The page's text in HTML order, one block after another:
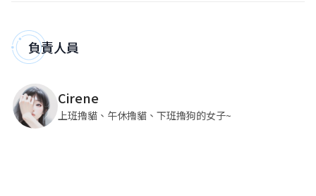
負責人員
Cirene
上班擼貓、午休擼貓、下班擼狗的女子~